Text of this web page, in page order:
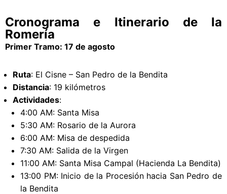
Cronograma e Itinerario de la
Romería
Primer Tramo: 17 de agosto
Ruta: El Cisne – San Pedro de la Bendita
Distancia: 19 kilómetros
Actividades:
4:00 AM: Santa Misa
5:30 AM: Rosario de la Aurora
6:00 AM: Misa de despedida
7:30 AM: Salida de la Virgen
11:00 AM: Santa Misa Campal (Hacienda La Bendita)
13:00 PM: Inicio de la Procesión hacia San Pedro de
la Bendita